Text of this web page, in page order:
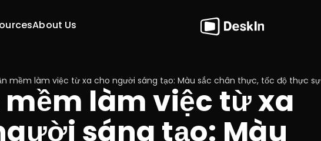
About Us
mềm làm việc từ xa cho người sáng tạo: Màu sắc chân thực, tốc độ thực sự
mềm làm việc từ xa
sáng tạo: Màu